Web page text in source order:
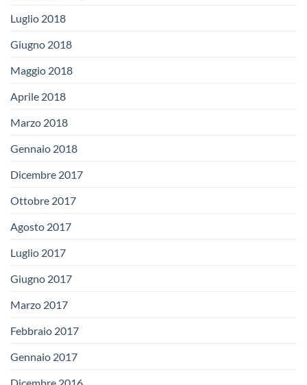
Luglio 2018
Giugno 2018
Maggio 2018
Aprile 2018
Marzo 2018
Gennaio 2018
Dicembre 2017
Ottobre 2017
Agosto 2017
Luglio 2017
Giugno 2017
Marzo 2017
Febbraio 2017
Gennaio 2017